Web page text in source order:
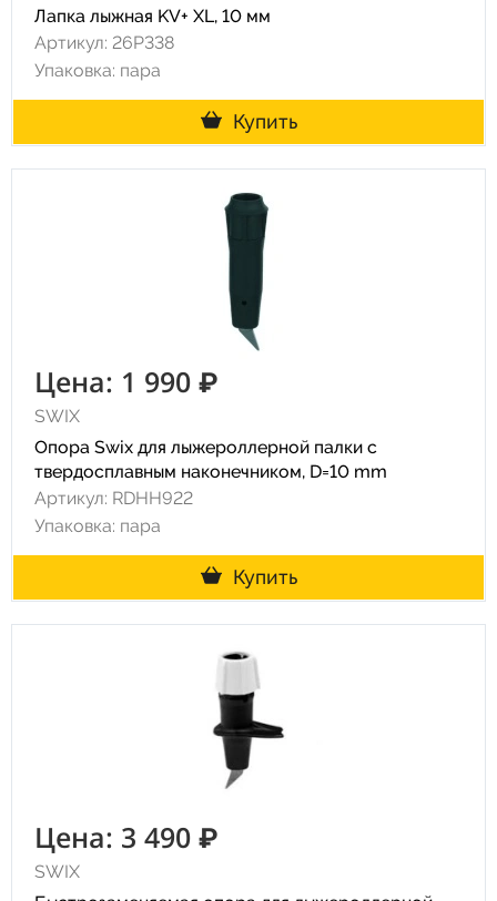
Лапка лыжная KV+ XL, 10 мм
Артикул: 26P338
Упаковка: пара
Купить
Цена: 1 990 ₽
SWIX
Опора Swix для лыжероллерной палки с
твердосплавным наконечником, D=10 mm
Артикул: RDHH922
Упаковка: пара
Купить
Цена: 3 490 ₽
SWIX